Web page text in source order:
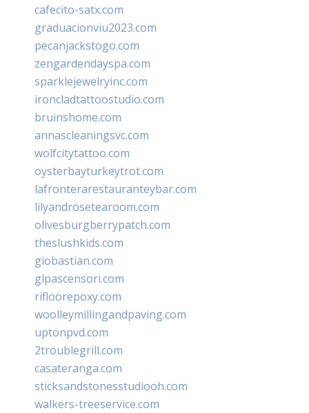
cafecito-satx.com
graduacionviu2023.com
pecanjackstogo.com
zengardendayspa.com
sparklejewelryinc.com
ironcladtattoostudio.com
bruinshome.com
annascleaningsvc.com
wolfcitytattoo.com
oysterbayturkeytrot.com
lafronterarestauranteybar.com
lilyandrosetearoom.com
olivesburgberrypatch.com
theslushkids.com
giobastian.com
glpascensori.com
rifloorepoxy.com
woolleymillingandpaving.com
uptonpvd.com
2troublegrill.com
casateranga.com
sticksandstonesstudiooh.com
walkers-treeservice.com